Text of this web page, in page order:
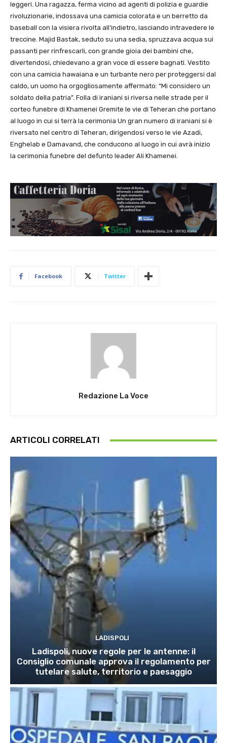
leggeri. Una ragazza, ferma vicino ad agenti di polizia e guardie
rivoluzionarie, indossava una camicia colorata e un berretto da
baseball con la visiera rivolta all’indietro, lasciando intravedere le
treccine. Majid Bastak, seduto su una sedia, spruzzava acqua sui
passanti per rinfrescarli, con grande gioia dei bambini che,
divertendosi, chiedevano a gran voce di essere bagnati. Vestito
con una camicia hawaiana e un turbante nero per proteggersi dal
caldo, un uomo ha orgogliosamente affermato: “Mi considero un
soldato della patria”. Folla di iraniani si riversa nelle strade per il
corteo funebre di Khamenei Gremite le vie di Teheran che portano
al luogo in cui si terrà la cerimonia Un gran numero di iraniani si è
riversato nel centro di Teheran, dirigendosi verso le vie Azadi,
Enghelab e Damavand, che conducono al luogo in cui avrà inizio
la cerimonia funebre del defunto leader Ali Khamenei.
Facebook Twitter
Redazione La Voce
ARTICOLI CORRELATI
LADISPOLI
Ladispoli, nuove regole per le antenne: il
Consiglio comunale approva il regolamento per
tutelare salute, territorio e paesaggio